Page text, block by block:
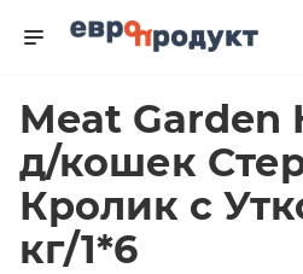
Meat Garden
д/кошек
Кролик с
кг/1*6